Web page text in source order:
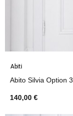
Abiti
Abito Silvia Option 3
140,00 €